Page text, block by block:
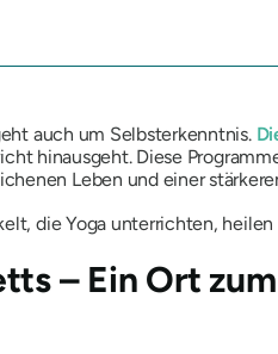
auch um Selbsterkenntnis.
hinausgeht. Diese
Leben und einer
die Yoga unterrichten,
– Ein Ort